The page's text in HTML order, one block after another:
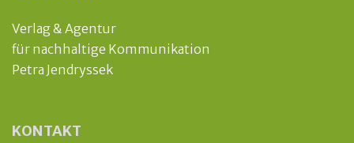
Verlag & Agentur
für nachhaltige Kommunikation
Petra Jendryssek
KONTAKT